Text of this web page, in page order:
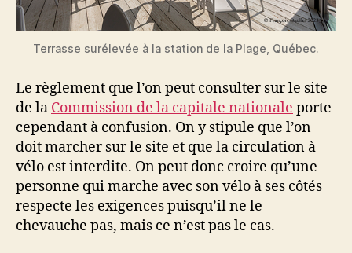
Terrasse surélevée à la station de la Plage, Québec.
Le règlement que l’on peut consulter sur le site
de la Commission de la capitale nationale porte
cependant à confusion. On y stipule que l’on
doit marcher sur le site et que la circulation à
vélo est interdite. On peut donc croire qu’une
personne qui marche avec son vélo à ses côtés
respecte les exigences puisqu’il ne le
chevauche pas, mais ce n’est pas le cas.